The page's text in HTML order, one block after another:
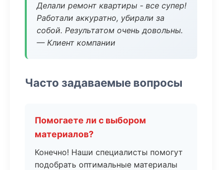
Делали ремонт квартиры - все супер!
Работали аккуратно, убирали за
собой. Результатом очень довольны.
— Клиент компании
Часто задаваемые вопросы
Помогаете ли с выбором
материалов?
Конечно! Наши специалисты помогут
подобрать оптимальные материалы